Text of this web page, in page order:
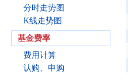
分时走势图
K线走势图
基金费率
费用计算
认购、申购